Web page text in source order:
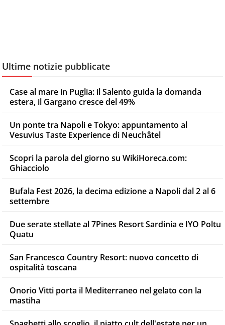
Ultime notizie pubblicate
Case al mare in Puglia: il Salento guida la domanda
estera, il Gargano cresce del 49%
Un ponte tra Napoli e Tokyo: appuntamento al
Vesuvius Taste Experience di Neuchâtel
Scopri la parola del giorno su WikiHoreca.com:
Ghiacciolo
Bufala Fest 2026, la decima edizione a Napoli dal 2 al 6
settembre
Due serate stellate al 7Pines Resort Sardinia e IYO Poltu
Quatu
San Francesco Country Resort: nuovo concetto di
ospitalità toscana
Onorio Vitti porta il Mediterraneo nel gelato con la
mastiha